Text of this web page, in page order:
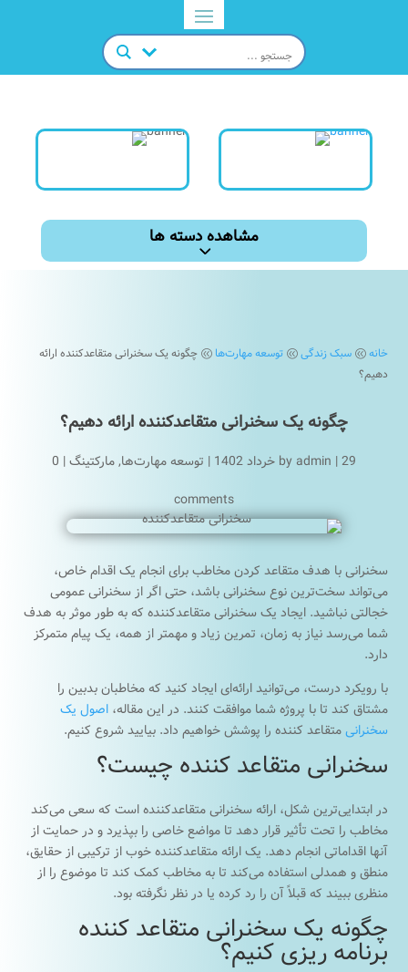
مشاهده دسته ها
خانه @ سبک زندگی @ توسعه مهارت‌ها @ چگونه یک سخنرانی متقاعدکننده ارائه
دهیم؟
چگونه یک سخنرانی متقاعدکننده ارائه دهیم؟
by admin |29 خرداد 1402 | توسعه مهارت‌ها,مارکتینگ|
0
comments
سخنرانی با هدف متقاعد کردن مخاطب برای انجام یک اقدام خاص،
می‌تواند سخت‌ترین نوع سخنرانی باشد، حتی اگر از سخنرانی عمومی
خجالتی نباشید. ایجاد یک سخنرانی متقاعدکننده که به طور موثر به هدف
شما می‌رسد نیاز به زمان، تمرین زیاد و مهمتر از همه، یک پیام متمرکز
دارد.
با رویکرد درست، می‌توانید ارائه‌ای ایجاد کنید که مخاطبان بدبین را
مشتاق کند تا با پروژه شما موافقت کنند. در این مقاله،اصول یک
سخنرانیمتقاعد کننده را پوشش خواهیم داد. بیایید شروع کنیم.
سخنرانی متقاعد کننده چیست؟
در ابتدایی‌ترین شکل، ارائه سخنرانی متقاعدکننده است که سعی می‌کند
مخاطب را تحت تأثیر قرار دهد تا مواضع خاصی را بپذیرد و در حمایت از
آنها اقداماتی انجام دهد. یک ارائه متقاعدکننده خوب از ترکیبی از حقایق،
منطق و همدلی استفاده می‌کند تا به مخاطب کمک کند تا موضوع را از
منظری ببیند که قبلاً آن را رد کرده یا در نظر نگرفته بود.
چگونه یک سخنرانی متقاعد کننده
برنامه ریزی کنیم؟